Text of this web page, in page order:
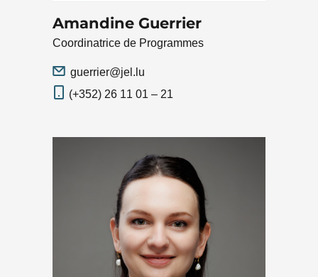
Amandine Guerrier
Coordinatrice de Programmes
guerrier@jel.lu
(+352) 26 11 01 – 21